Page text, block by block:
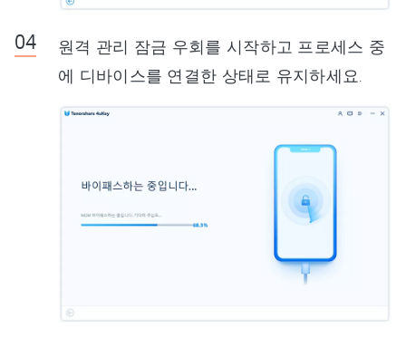
원격 관리 잠금 우회를 시작하고 프로세스 중
에 디바이스를 연결한 상태로 유지하세요.